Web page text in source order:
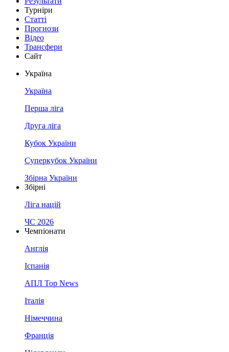
Турніри
Статті
Прогнози
Відео
Трансфери
Сайт
Україна
Україна
Перша ліга
Друга ліга
Кубок України
Суперкубок України
Збірна України
Збірні
Ліга націй
ЧС 2026
Чемпіонати
Англія
Іспанія
АПЛ Top News
Італія
Німеччина
Франція